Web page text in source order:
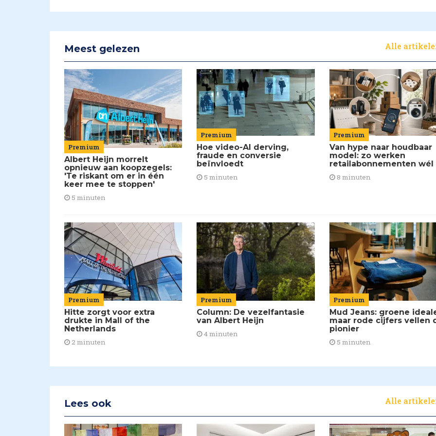
Meest gelezen Alle
Premium
Albert Heijn morrelt
opnieuw aan koopzegels:
'Te riskant om er in één
keer mee te stoppen'
5 minuten
Premium
Hoe video-AI derving,
fraude en conversie
beïnvloedt
5 minuten
Premium
Van hype naar houdbaar
model: zo werken
retailabonnementen wél
8 minuten
Premium
Hitte zorgt voor extra
drukte in Mall of the
Netherlands
2 minuten
Premium
Column: De vezelfantasie
van Albert Heijn
4 minuten
Premium
Mud Jeans: groene
maar rode cijfers vellen
pionier
5 minuten
Lees ook Alle